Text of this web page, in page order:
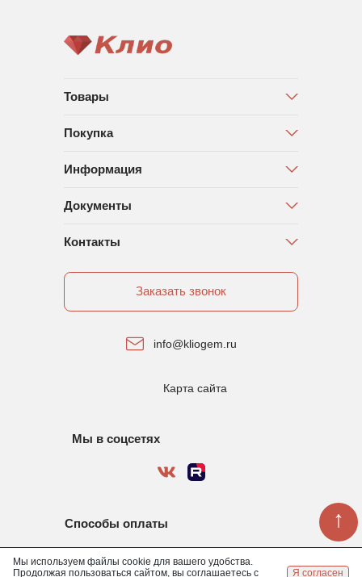
Товары
Покупка
Информация
Документы
Контакты
Заказать звонок
info@kliogem.ru
Карта сайта
Мы в соцсетях
Способы оплаты
Мы используем файлы cookie для вашего удобства.
Продолжая пользоваться сайтом, вы соглашаетесь с
Я согласен
↑